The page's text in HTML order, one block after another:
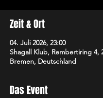
Zeit & Ort
04. Juli 2026, 23:00
Shagall Klub, Rembertiring 4,
Bremen, Deutschland
Das Event